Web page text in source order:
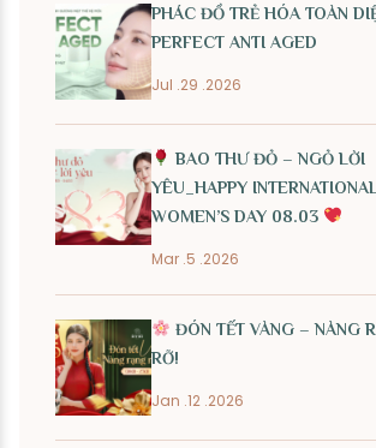
PHÁC ĐỒ TRẺ HÓA TOÀN
PERFECT ANTI AGED
Jul .29 .2026
BAO THƯ ĐỎ – NGỎ LỜI
YÊU_HAPPY INTERNATIONAL
WOMEN’S DAY 08.03
Mar .5 .2026
ĐÓN TẾT VÀNG – NÀNG
RỠ!
Jan .12 .2026